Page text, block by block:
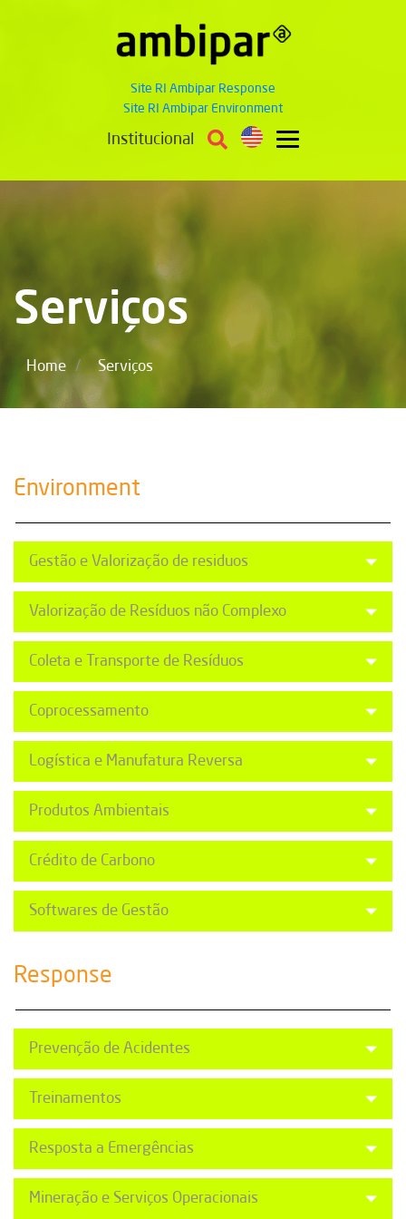
Site RI Ambipar Response
Site RI Ambipar Environment
Institucional
Serviços
Home / Serviços
Environment
Gestão e Valorização de residuos
Valorização de Resíduos não Complexo
Coleta e Transporte de Resíduos
Coprocessamento
Logística e Manufatura Reversa
Produtos Ambientais
Crédito de Carbono
Softwares de Gestão
Response
Prevenção de Acidentes
Treinamentos
Resposta a Emergências
Mineração e Serviços Operacionais